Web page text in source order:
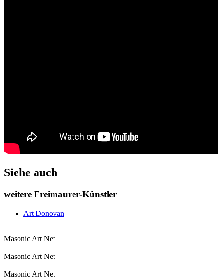
Siehe auch
weitere Freimaurer-Künstler
Art Donovan
Masonic Art Net
Masonic Art Net
Masonic Art Net